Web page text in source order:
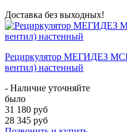
Доставка без выходных!
Рециркулятор МЕГИДЕЗ
вентил) настенный
- Наличие уточняйте
было
31 180 руб
28 345 руб